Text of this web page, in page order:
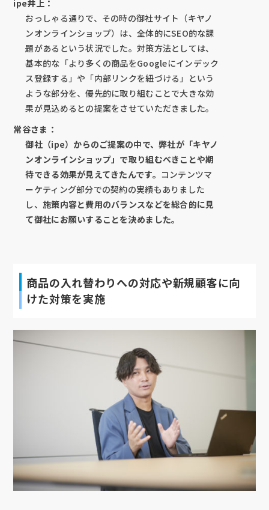
ipe井上：
おっしゃる通りで、その時の御社サイト（キヤノ
ンオンラインショップ）は、全体的にSEO的な課
題があるという状況でした。対策方法としては、
基本的な「より多くの商品をGoogleにインデック
ス登録する」や「内部リンクを紐づける」という
ような部分を、優先的に取り組むことで大きな効
果が見込めるとの提案をさせていただきました。
常谷さま：
御社（ipe）からのご提案の中で、弊社が「キヤノ
ンオンラインショップ」で取り組むべきことや期
待できる効果が見えてきたんです。 コンテンツマ
ーケティング部分での契約の実績もありました
し、 施策内容と費用のバランスなどを総合的に見
て御社にお願いすることを決めました。
商品の入れ替わりへの対応や新規顧客に向
けた対策を実施